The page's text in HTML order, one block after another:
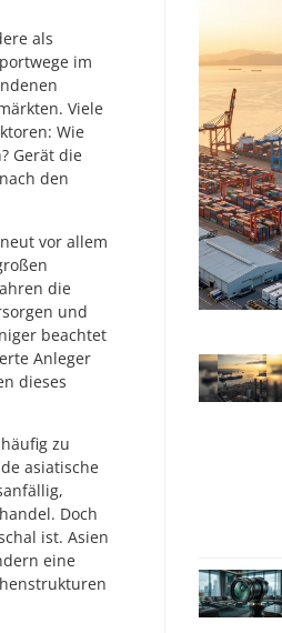
als
im
Viele
Wie
Gerät die
den
vor allem
die
und
beachtet
Anleger
dieses
zu
asiatische
Doch
ist. Asien
eine